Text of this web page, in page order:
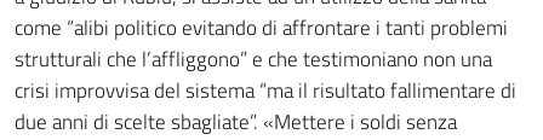
come “alibi politico evitando di affrontare i tanti problemi
strutturali che l’affliggono” e che testimoniano non una
crisi improvvisa del sistema “ma il risultato fallimentare di
due anni di scelte sbagliate”. «Mettere i soldi senza